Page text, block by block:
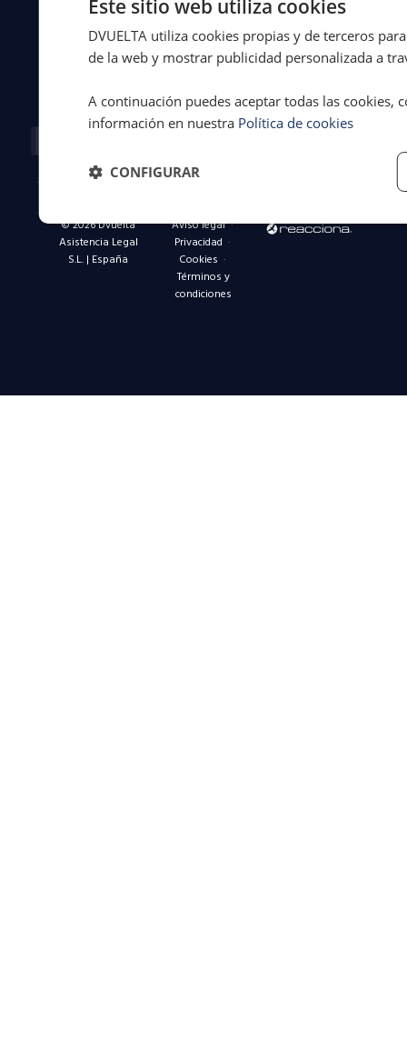
Facebook-
Instagram
Linkedin-
Youtube
© 2026 Dvuelta
Asistencia Legal
S.L. | España
Aviso legal·
Privacidad ·
Cookies ·
Términos y
condiciones
Este sitio web utiliza cookies
DVUELTA utiliza cookies propias y de terceros
de la web y mostrar publicidad personalizada a
A continuación puedes aceptar todas las cookies,
información en nuestra Política de cookies
CONFIGURAR